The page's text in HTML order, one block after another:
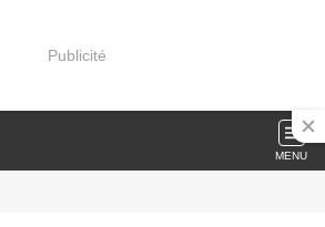
Publicité
MENU